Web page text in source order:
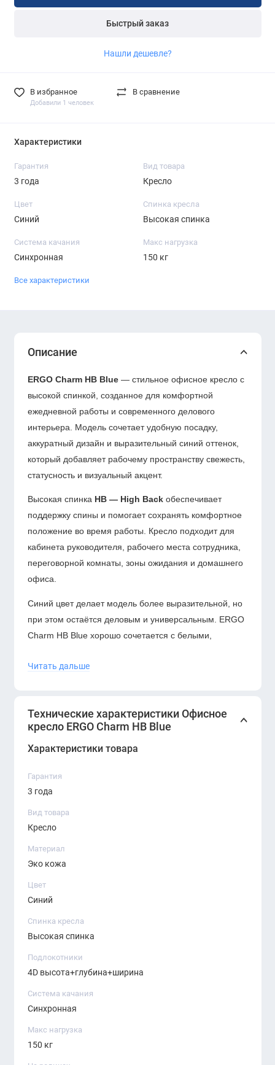
Быстрый заказ
Нашли дешевле?
В избранное
Добавили 1 человек
В сравнение
Характеристики
Гарантия
3 года
Вид товара
Кресло
Цвет
Синий
Спинка кресла
Высокая спинка
Система качания
Синхронная
Макс нагрузка
150 кг
Все характеристики
Описание
ERGO Charm HB Blue — стильное офисное кресло с
высокой спинкой, созданное для комфортной
ежедневной работы и современного делового
интерьера. Модель сочетает удобную посадку,
аккуратный дизайн и выразительный синий оттенок,
который добавляет рабочему пространству свежесть,
статусность и визуальный акцент.
Высокая спинка HB — High Back обеспечивает
поддержку спины и помогает сохранять комфортное
положение во время работы. Кресло подходит для
кабинета руководителя, рабочего места сотрудника,
переговорной комнаты, зоны ожидания и домашнего
офиса.
Синий цвет делает модель более выразительной, но
при этом остаётся деловым и универсальным. ERGO
Charm HB Blue хорошо сочетается с белыми,
металлическими элементами интерьера.
Читать дальше
Технические характеристики Офисное
кресло ERGO Charm HB Blue
Характеристики товара
Гарантия
3 года
Вид товара
Кресло
Материал
Эко кожа
Цвет
Синий
Спинка кресла
Высокая спинка
Подлокотники
4D высота+глубина+ширина
Система качания
Синхронная
Макс нагрузка
150 кг